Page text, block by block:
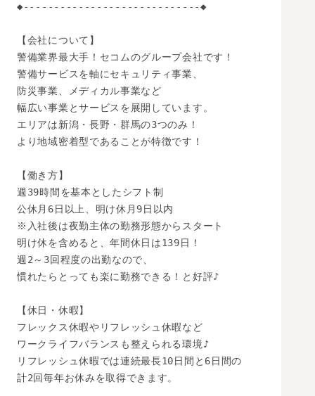
◆-----------------------------◆
【会社について】
警備業界最大手！セコムのグループ会社です！
警備サービスを軸にセキュリティ事業、
防災事業、メディカル事業など
幅広い事業とサービスを展開しています。
エリアは新潟・長野・群馬の3つのみ！
より地域密着型であることが特徴です！
【働き方】
週39時間を基本としたシフト制
公休月6日以上、明け休月9日以内
※入社後は夜勤主体の勤務形態からスタート
明け休を含めると、年間休日は139日！
週2～3回程度の出勤なので、
慣れたらとっても楽に勤務できる！と好評♪
【休日・休暇】
フレックス休暇やリフレッシュ休暇など
ワークライフバランスも整えられる環境♪
リフレッシュ休暇では連続最長10日間と6日間の
計2回毎年お休みを取得できます。